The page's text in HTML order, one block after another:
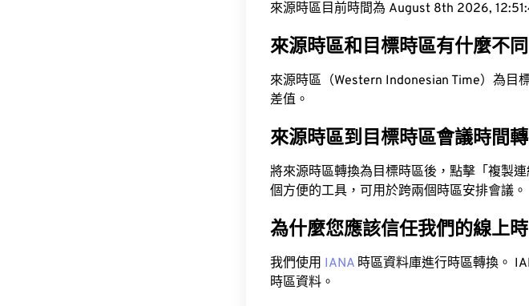
來源時區目前時間為 August 8th 2026,
來源時區和目標時區有什麼不同
來源時區（Western Indonesian Time）為目
差值。
來源時區到目標時區會議時間
將來源時區轉換為目標時區後，點擊「複製
個方便的工具，可用於跨兩個時區安排會議。
為什麼您應該信任我們的線上
我們使用 IANA 時區資料庫進行時區轉換。
時區資料。